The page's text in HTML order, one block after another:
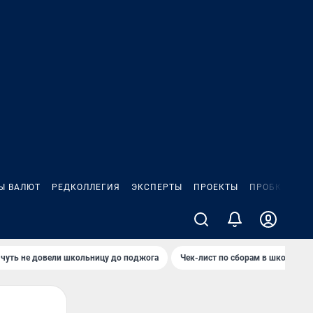
ВАЛЮТ РЕДКОЛЛЕГИЯ ЭКСПЕРТЫ ПРОЕКТЫ ПРОБКИ
не довели школьницу до поджога Чек-лист по сборам в школу в